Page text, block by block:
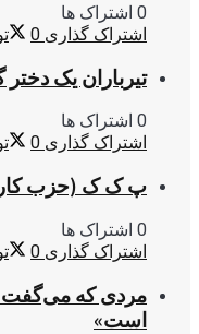
0 اشتراک ها
اشتراک گذاری 0
تیرباران یک
0 اشتراک ها
اشتراک گذاری 0
پ ک ک (حزب
0 اشتراک ها
اشتراک گذاری 0
مردی که می‌گفت
است»